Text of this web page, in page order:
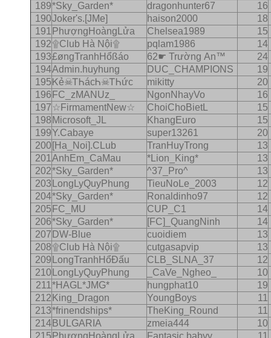
189*Sky_Garden* dragonhunter67
16
190Joker's.[JMe] haison2000
18
191 PhượngHoàngLửa Chelsea1989
15
192۩Club Hà Nội۩ pqlam1986
14
193£øngTranhHổßáo 62☛ Trường An™
24
194Admin.huyhung DUC_CHAMPIONS
19
195Ꮶẻ☠ᎢᏂácᏂ☠ᎢᏂức mikitty
20
196 FC_zMANUz_ NgonNhayVo
16
197 ☆FirmamentNew☆ ChoiChoBietL
15
198 Microsoft_JL KhangEuro
15
199Y.Cabaye super13261
20
200[Ha_Noi].CLub TranHuyTrong
13
201 AnhEm_CaMau *Lion_King*
13
202*Sky_Garden* ^37_Pro^
13
203
LongLyQuyPhung TieuNoLe_2003
12
204*Sky_Garden* Ronaldinho97
12
205 FC_MU CUP_C1
14
206*Sky_Garden* [FC]_QuangNinh
14
207 DW-Blue cuoidiem
13
208۩Club Hà Nội۩ cutgasapvip
13
209
LongTranhHổÐấu CLB_SLNA_37
12
210 LongLyQuyPhung _CaVe_Ngheo_
10
211 *HAGL*JMG* hungphat10
19
212 King_Dragon YoungBoys
11
213*frinendships* TheKing_Round
11
214 BULGARIA zmeia444
10